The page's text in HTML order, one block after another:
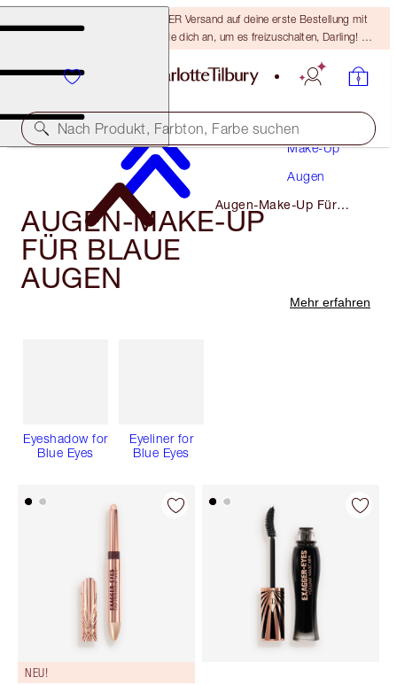
15 % Rabatt & KOSTENLOSER Versand auf deine erste Bestellung mit
dem Code DARLING15 – melde dich an, um es freizuschalten, Darling! Es
Nach Produkt, Farbton, Farbe suchen
Make-Up
Augen
Augen-Make-Up Für
Blaue Augen
AUGEN-MAKE-UP
FÜR BLAUE
AUGEN
Mehr erfahren
Eyeshadow for
Blue Eyes
Eyeliner for
Blue Eyes
NEU!